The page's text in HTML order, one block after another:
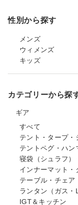
性別から探す
メンズ
ウィメンズ
キッズ
カテゴリーから探
ギア
すべて
テント・タープ・
テントペグ・ハン
寝袋（シュラフ）
インナーマット・
テーブル・チェア
ランタン（ガス・
IGT＆キッチン